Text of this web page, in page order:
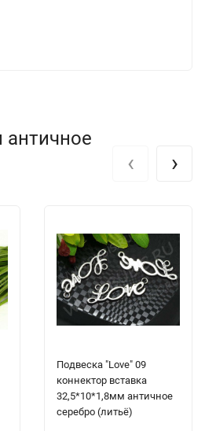
античное
Подвеска "Love" 09
коннектор вставка
32,5*10*1,8мм античное
серебро (литьё)
‹ ›